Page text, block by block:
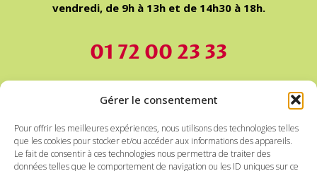
Gérer le consentement
Pour offrir les meilleures expériences, nous utilisons des technologies telles
que les cookies pour stocker et/ou accéder aux informations des appareils.
Le fait de consentir à ces technologies nous permettra de traiter des
données telles que le comportement de navigation ou les ID uniques sur ce
vendredi, de 9h à 13h et de 14h30 à 18h.
01 72 00 23 33
Nos devis sont Gratuits et sans engagement.
Nous intervenons à la fois en mode prestataire et
mandataire. En mandataire, le montant de la